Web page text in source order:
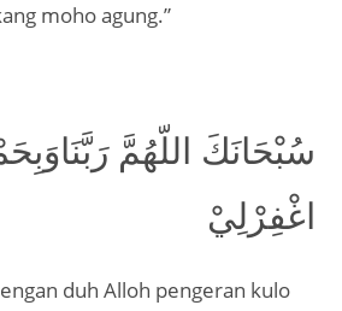
moho agung.”
سُبْحَانَكَ اللّهُمَّ
اغْفِرْلِيْ
duh Alloh pengeran kulo